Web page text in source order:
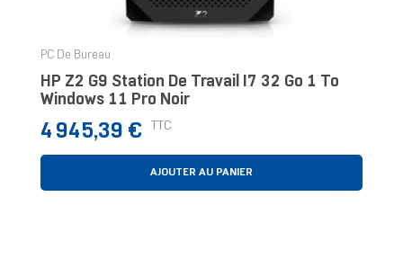
PC De Bureau
HP Z2 G9 Station De Travail I7 32 Go 1 To
Windows 11 Pro Noir
Prix
4 945,39 € TTC
AJOUTER AU PANIER